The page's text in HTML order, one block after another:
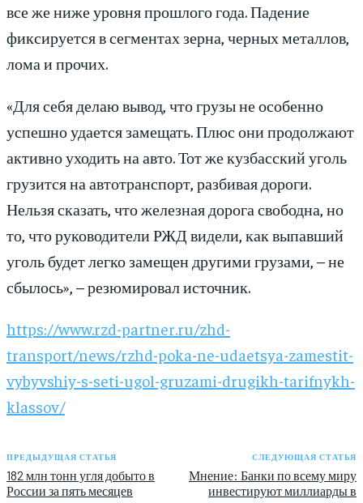
все же ниже уровня прошлого года. Падение
фиксируется в сегментах зерна, черных металлов,
лома и прочих.
«Для себя делаю вывод, что грузы не особенно
успешно удается замещать. Плюс они продолжают
активно уходить на авто. Тот же кузбасский уголь
грузится на автотранспорт, разбивая дороги.
Нельзя сказать, что железная дорога свободна, но
то, что руководители РЖД видели, как выпавший
уголь будет легко замещен другими грузами, – не
сбылось», – резюмировал источник.
https://www.rzd-partner.ru/zhd-
transport/news/rzhd-poka-ne-udaetsya-zamestit-
vybyvshiy-s-seti-ugol-gruzami-drugikh-tarifnykh-
klassov/
ПРЕДЫДУЩАЯ СТАТЬЯ
182 млн тонн угля добыто в
России за пять месяцев
СЛЕДУЮЩАЯ СТАТЬЯ
Мнение: Банки по всему миру
инвестируют миллиарды в